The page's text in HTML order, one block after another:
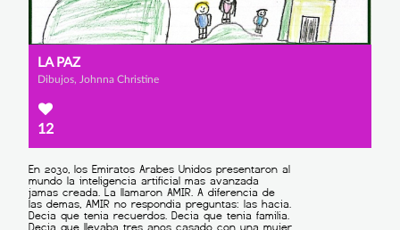
LA PAZ
Dibujos, Johnna Christine
12